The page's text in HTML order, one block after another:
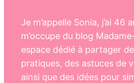
Je m’appelle Sonia, j’ai 46
m’occupe du blog
espace dédié à partager
pratiques, des astuces de
ainsi que des idées pour